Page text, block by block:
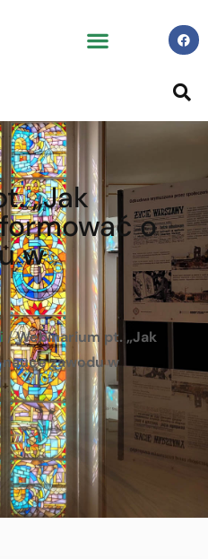
„Jak
o
w
/Webinarium pt. „Jak
zawodu w